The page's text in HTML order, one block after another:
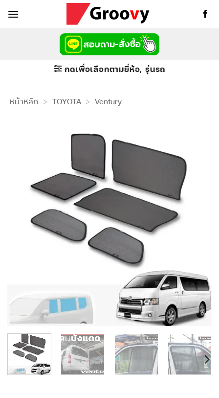
กดเพื่อเลือกตามยี่ห้อ, รุ่นรถ
หน้าหลัก > TOYOTA > Ventury